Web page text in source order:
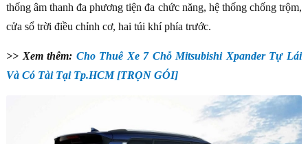
thống âm thanh đa phương tiện đa chức năng, hệ thống chống trộm,
cửa sổ trời điều chỉnh cơ, hai túi khí phía trước.
>> Xem thêm: Cho Thuê Xe 7 Chỗ Mitsubishi Xpander Tự Lái
Và Có Tài Tại Tp.HCM [TRỌN GÓI]